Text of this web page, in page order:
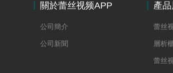
關於蕾丝视频APP
公司簡介
公司新聞
產
蕾丝
層析